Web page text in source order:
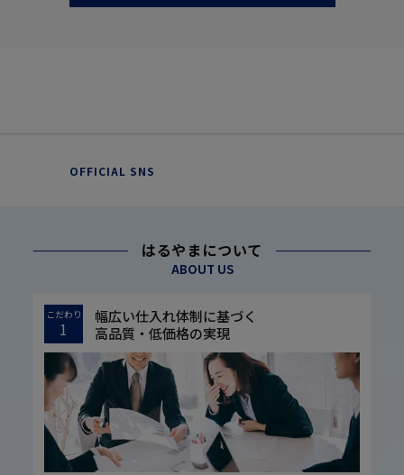
OFFICIAL SNS
はるやまについて
ABOUT US
こだわり
1
幅広い仕入れ体制に基づく
高品質・低価格の実現